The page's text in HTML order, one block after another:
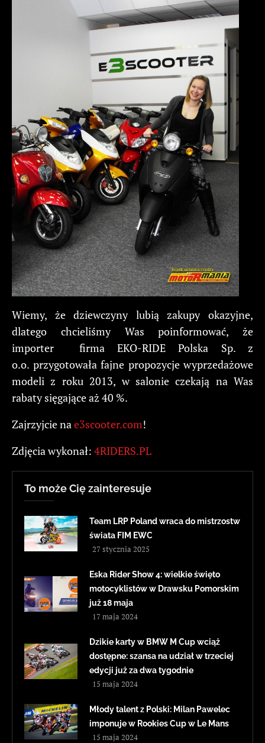
Wiemy, że dziewczyny lubią zakupy okazyjne,
dlatego chcieliśmy Was poinformować, że
importer firma EKO-RIDE Polska Sp. z
o.o. przygotowała fajne propozycje wyprzedażowe
modeli z roku 2013, w salonie czekają na Was
rabaty sięgające aż 40 %.
Zajrzyjcie nae3scooter.com!
Zdjęcia wykonał: 4RIDERS.PL
To może Cię zainteresuje
Team LRP Poland wraca do mistrzostw
świata FIM EWC
27 stycznia 2025
Eska Rider Show 4: wielkie święto
motocyklistów w Drawsku Pomorskim
już 18 maja
17 maja 2024
Dzikie karty w BMW M Cup wciąż
dostępne: szansa na udział w trzeciej
edycji już za dwa tygodnie
15 maja 2024
Młody talent z Polski: Milan Pawelec
imponuje w Rookies Cup w Le Mans
15 maja 2024